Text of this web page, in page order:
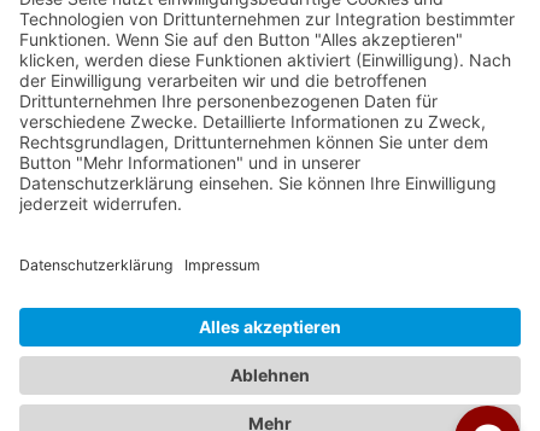
Berge & Meer
Gebeco
Hauser exkursionen
Meiers Weltreisen
Nicko Cruises
SKR
Studiosus
TUI Tours
Studiosus Kultimer
© Studienreisen.de 2026